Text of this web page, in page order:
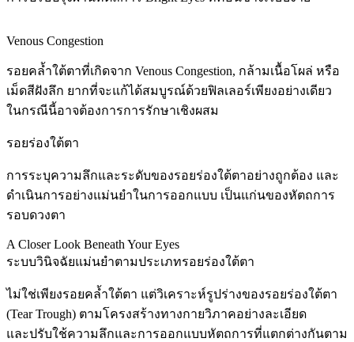
Venous Congestion
รอยคล้ำใต้ตาที่เกิดจาก Venous Congestion, กล้ามเนื้อโผล่ หรือ
เม็ดสีฝังลึก ยากที่จะแก้ได้สมบูรณ์ด้วยฟิลเลอร์เพียงอย่างเดียว
ในกรณีนี้อาจต้องการการรักษาเชิงผสม
รอยร่องใต้ตา
การระบุความลึกและระดับของรอยร่องใต้ตาอย่างถูกต้อง และ
ดำเนินการอย่างแม่นยำในการออกแบบ เป็นแก่นของหัตถการ
รอบดวงตา
A Closer Look Beneath Your Eyes
ระบบวินิจฉัยแม่นยำตามประเภทรอยร่องใต้ตา
ไม่ใช่เพียงรอยคล้ำใต้ตา แต่วิเคราะห์รูปร่างของรอยร่องใต้ตา
(Tear Trough) ตามโครงสร้างทางกายวิภาคอย่างละเอียด
และปรับใช้ความลึกและการออกแบบหัตถการที่แตกต่างกันตาม